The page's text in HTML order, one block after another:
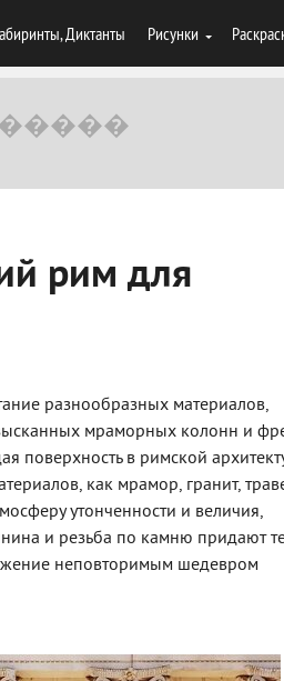
Диктанты Рисунки
рим для
разнообразных материалов,
мраморных колонн и
поверхность в римской
как мрамор, гранит,
утонченности и величия,
и резьба по камню придают
неповторимым шедевром